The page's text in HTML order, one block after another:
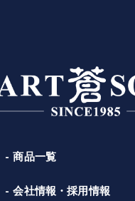
商品一覧
会社情報・採用情報